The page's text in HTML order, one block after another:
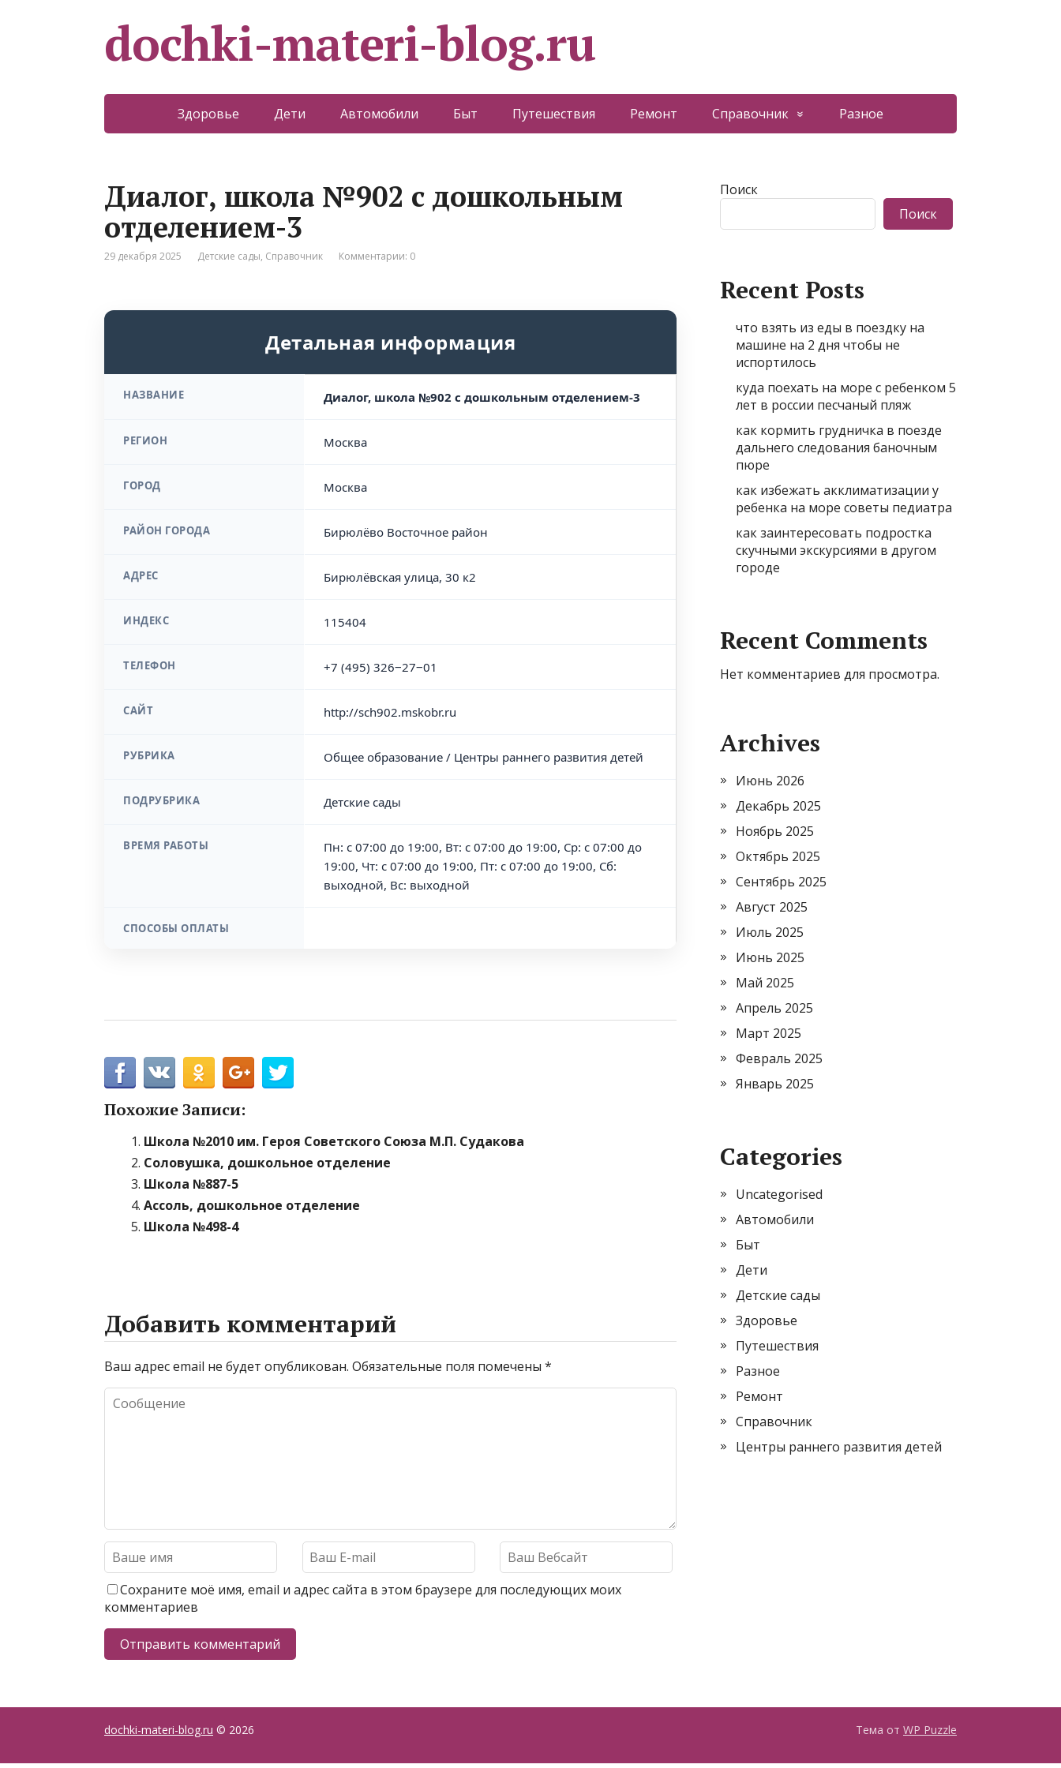
dochki-materi-blog.ru
Здоровье Дети Автомобили Быт Путешествия Ремонт Справочник Разное
Диалог, школа №902 с дошкольным
отделением-3
29 декабря 2025 Детские сады, Справочник Комментарии: 0
Детальная информация
НАЗВАНИЕ Диалог, школа №902 с дошкольным отделением-3
РЕГИОН Москва
ГОРОД Москва
РАЙОН ГОРОДА Бирюлёво Восточное район
АДРЕС Бирюлёвская улица, 30 к2
ИНДЕКС 115404
ТЕЛЕФОН +7 (495) 326‒27‒01
САЙТ http://sch902.mskobr.ru
РУБРИКА Общее образование / Центры раннего развития детей
ПОДРУБРИКА Детские сады
ВРЕМЯ РАБОТЫ
Пн: с 07:00 до 19:00, Вт: с 07:00 до 19:00, Ср: с 07:00 до
19:00, Чт: с 07:00 до 19:00, Пт: с 07:00 до 19:00, Сб:
выходной, Вс: выходной
СПОСОБЫ ОПЛАТЫ
Похожие Записи:
Школа №2010 им. Героя Советского Союза М.П. Судакова
Соловушка, дошкольное отделение
Школа №887-5
Ассоль, дошкольное отделение
Школа №498-4
Добавить комментарий
Ваш адрес email не будет опубликован. Обязательные поля помечены *
Сохраните моё имя, email и адрес сайта в этом браузере для последующих моих
комментариев
Поиск
Поиск
Recent Posts
что взять из еды в поездку на
машине на 2 дня чтобы не
испортилось
куда поехать на море с ребенком 5
лет в россии песчаный пляж
как кормить грудничка в поезде
дальнего следования баночным
пюре
как избежать акклиматизации у
ребенка на море советы педиатра
как заинтересовать подростка
скучными экскурсиями в другом
городе
Recent Comments
Нет комментариев для просмотра.
Archives
Июнь 2026
Декабрь 2025
Ноябрь 2025
Октябрь 2025
Сентябрь 2025
Август 2025
Июль 2025
Июнь 2025
Май 2025
Апрель 2025
Март 2025
Февраль 2025
Январь 2025
Categories
Uncategorised
Автомобили
Быт
Дети
Детские сады
Здоровье
Путешествия
Разное
Ремонт
Справочник
Центры раннего развития детей
dochki-materi-blog.ru © 2026 Тема от WP Puzzle